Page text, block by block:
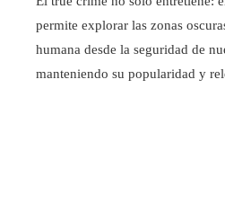
permite explorar las zonas
humana desde la seguridad de
manteniendo su popularidad y